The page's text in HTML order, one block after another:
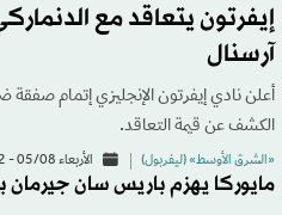
إيفرتون يتعاقد مع
آرسنال
أعلن نادي إيفرتون الإنجليزي إتمام
الكشف عن قيمة التعاقد.
«الشرق الأوسط» (ليفربول) الأربعاء 05/08 - 23:12
مايوركا يهزم باريس سان جيرمان